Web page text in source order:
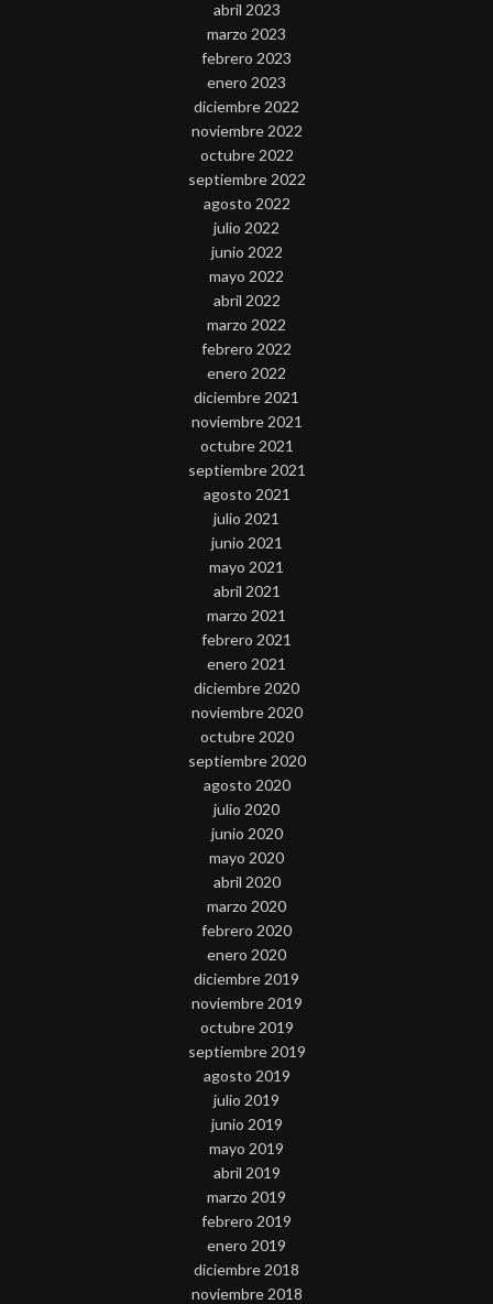
abril 2023
marzo 2023
febrero 2023
enero 2023
diciembre 2022
noviembre 2022
octubre 2022
septiembre 2022
agosto 2022
julio 2022
junio 2022
mayo 2022
abril 2022
marzo 2022
febrero 2022
enero 2022
diciembre 2021
noviembre 2021
octubre 2021
septiembre 2021
agosto 2021
julio 2021
junio 2021
mayo 2021
abril 2021
marzo 2021
febrero 2021
enero 2021
diciembre 2020
noviembre 2020
octubre 2020
septiembre 2020
agosto 2020
julio 2020
junio 2020
mayo 2020
abril 2020
marzo 2020
febrero 2020
enero 2020
diciembre 2019
noviembre 2019
octubre 2019
septiembre 2019
agosto 2019
julio 2019
junio 2019
mayo 2019
abril 2019
marzo 2019
febrero 2019
enero 2019
diciembre 2018
noviembre 2018